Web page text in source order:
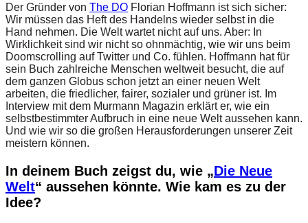
Der Gründer von The DO Florian Hoffmann ist sich sicher:
Wir müssen das Heft des Handelns wieder selbst in die
Hand nehmen. Die Welt wartet nicht auf uns. Aber: In
Wirklichkeit sind wir nicht so ohnmächtig, wie wir uns beim
Doomscrolling auf Twitter und Co. fühlen. Hoffmann hat für
sein Buch zahlreiche Menschen weltweit besucht, die auf
dem ganzen Globus schon jetzt an einer neuen Welt
arbeiten, die friedlicher, fairer, sozialer und grüner ist. Im
Interview mit dem Murmann Magazin erklärt er, wie ein
selbstbestimmter Aufbruch in eine neue Welt aussehen kann.
Und wie wir so die großen Herausforderungen unserer Zeit
meistern können.
In deinem Buch zeigst du, wie „Die Neue
Welt“ aussehen könnte. Wie kam es zu der
Idee?